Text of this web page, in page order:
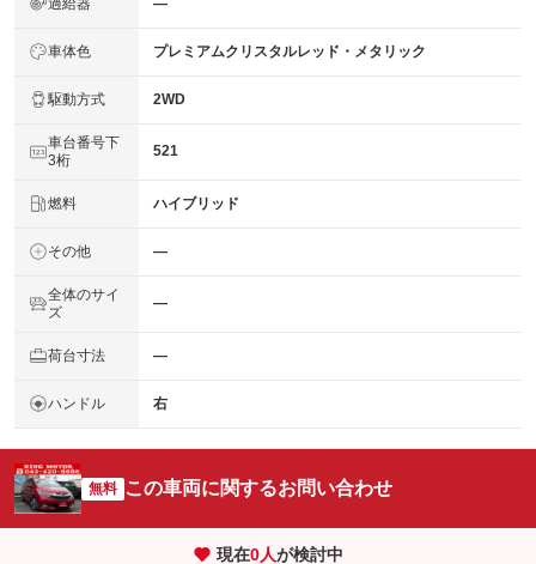
―
車体色 プレミアムクリスタルレッド・メタリック
駆動方式 2WD
車台番号下
3桁
521
燃料 ハイブリッド
その他 ―
全体のサイ
ズ
―
荷台寸法 ―
ハンドル 右
無料 この車両に関するお問い合わせ
現在0人が検討中